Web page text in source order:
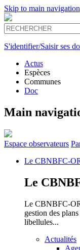
Skip to main navigation
S'identifier/Saisir ses
Actus
Espèces
Communes
Doc
Main
Espace observateurs
Le CBNBFC-
Le
Le CBNBFC-
gestion des
libellules...
Actualités